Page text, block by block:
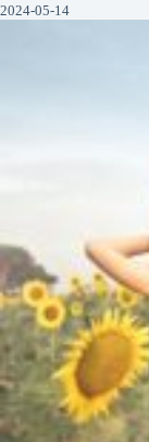
2024-05-14